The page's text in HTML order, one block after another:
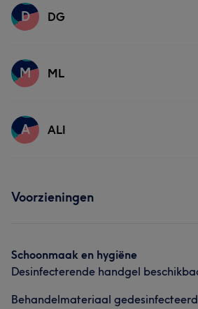
Behandelingen
Gezicht
D DG
Behandelingen
Gezicht
M ML
Behandelingen
A ALI
Nagels
Voorzieningen
Schoonmaak en hygiëne
Desinfecterende handgel
Behandelmateriaal